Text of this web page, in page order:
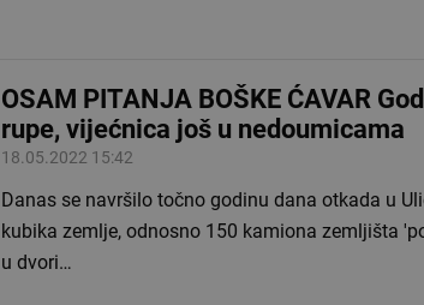
OSAM PITANJA BOŠKE ĆAVAR
rupe, vijećnica još u nedoumicama
18.05.2022 15:42
Danas se navršilo točno godinu dana otkada u
kubika zemlje, odnosno 150 kamiona zemljišta
u dvori…